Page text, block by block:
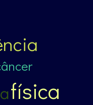
física